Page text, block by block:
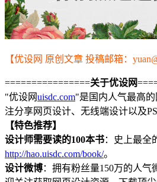
【优设网 原创文章 投稿邮箱：
================关于优设网
"优设网uisdc.com"是国内人气最高
注分享网页设计、无线端设计以及PS
【特色推荐】
设计师需要读的100本书：史上最全
http://hao.uisdc.com/book/。
设计微博：拥有粉丝量150万的人气